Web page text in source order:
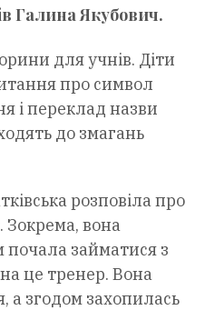
Галина Якубович.
для учнів. Діти
про символ
і переклад назви
до змагань
розповіла про
вона
займатися з
це тренер. Вона
а згодом захопилась